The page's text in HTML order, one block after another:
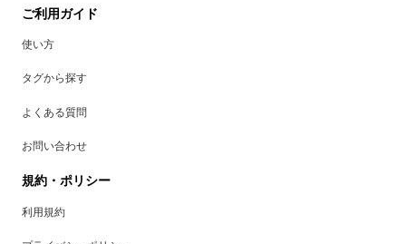
ご利用ガイド
使い方
タグから探す
よくある質問
お問い合わせ
規約・ポリシー
利用規約